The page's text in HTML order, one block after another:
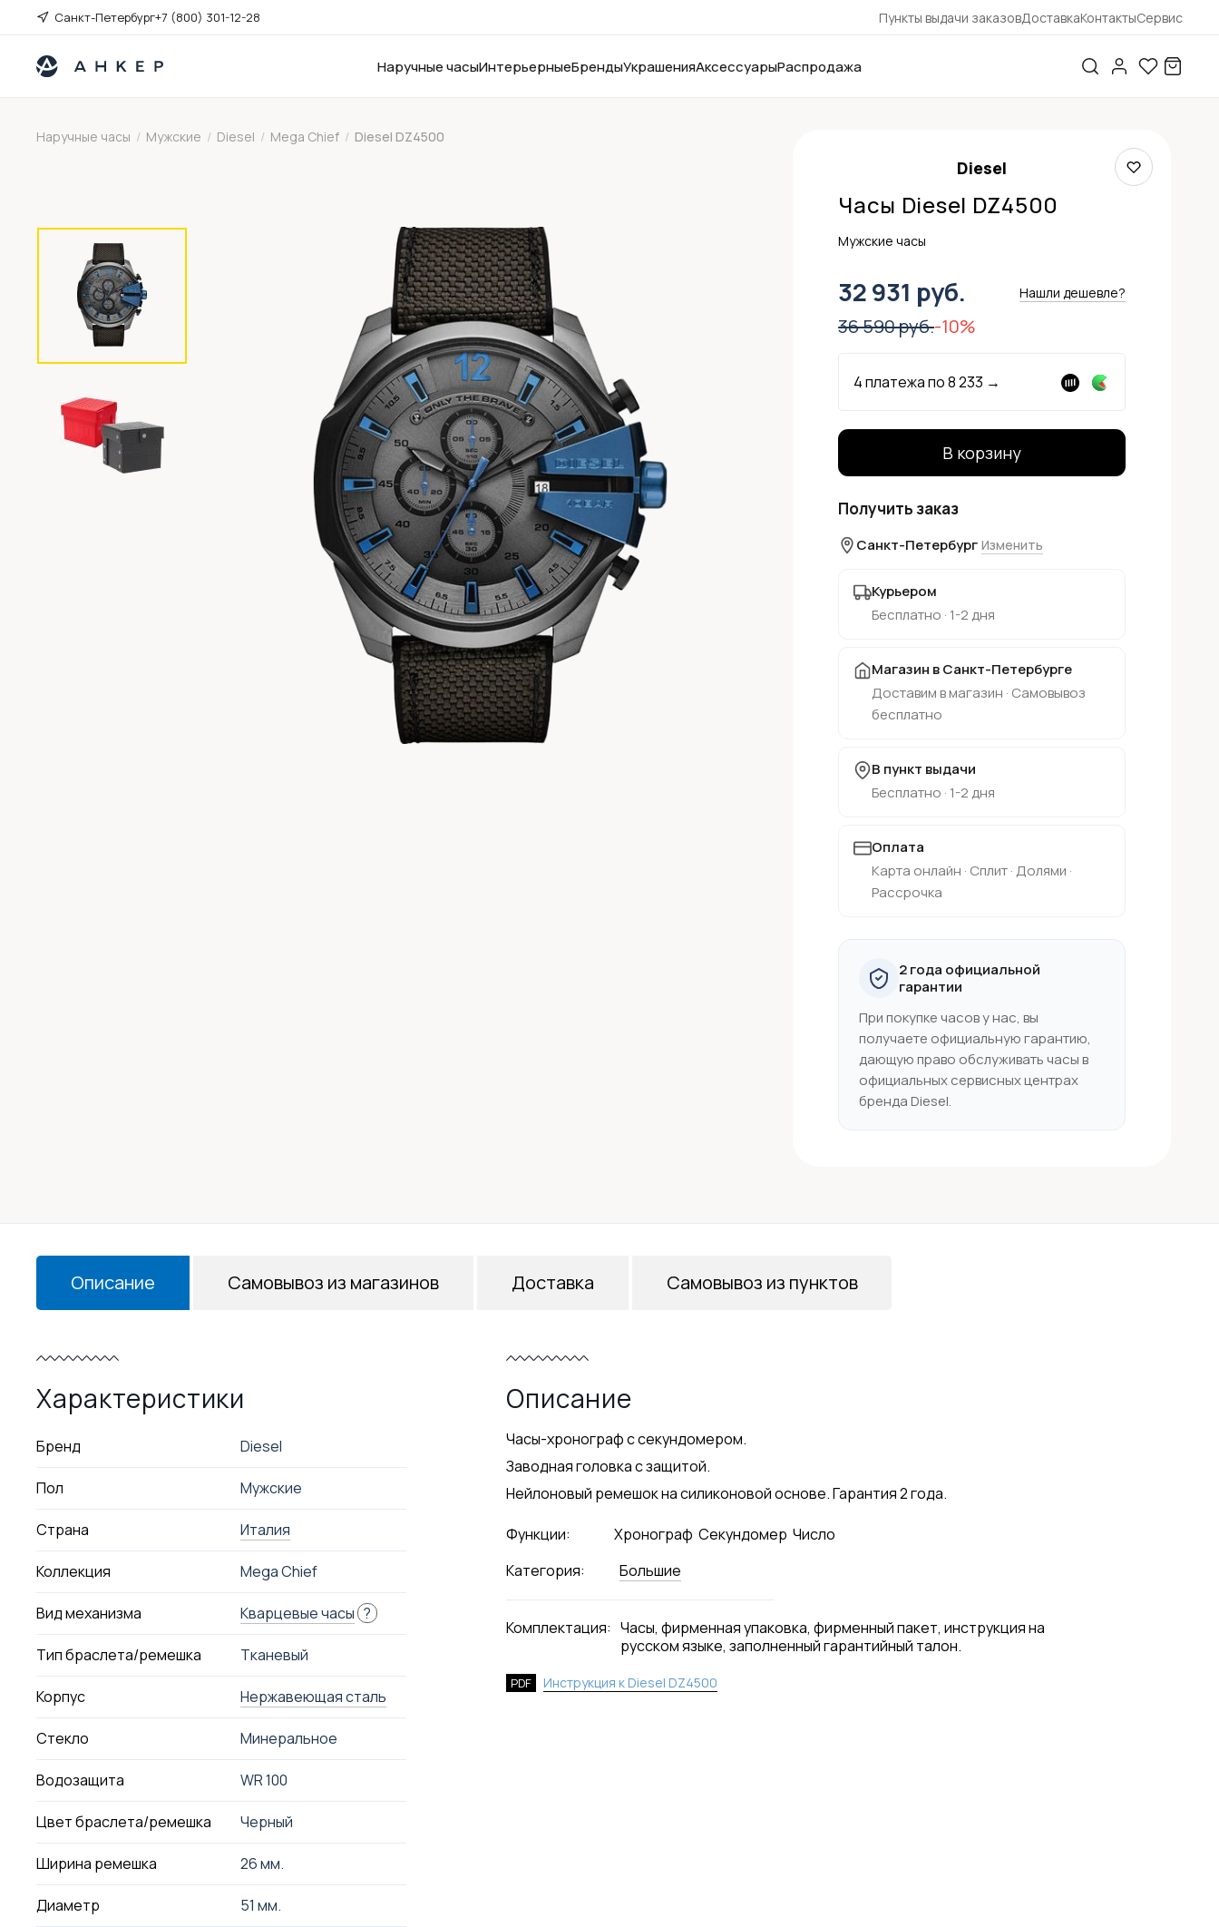
Санкт-Петербург+7 (800) 301-12-28 Пункты выдачи заказовДоставкаКонтактыСервис
Наручные часыИнтерьерныеБрендыУкрашенияАксессуарыРаспродажа
Наручные часы / Мужские / Diesel / Mega Chief / Diesel DZ4500
Diesel
Часы Diesel DZ4500
Мужские часы
32 931 руб. Нашли дешевле?
36 590 руб.-10%
4 платежа по8 233 →
В корзину
Получить заказ
Санкт-Петербург Изменить
Курьером
Бесплатно · 1-2 дня
Магазин в Санкт-Петербурге
Доставим в магазин · Самовывоз
бесплатно
В пункт выдачи
Бесплатно · 1-2 дня
Оплата
Карта онлайн · Сплит · Долями ·
Рассрочка
2 года официальной
гарантии
При покупке часов у нас, вы
получаете официальную гарантию,
дающую право обслуживать часы в
официальных сервисных центрах
бренда Diesel.
Описание
Характеристики
Бренд Diesel
Пол Мужские
Страна Италия
Коллекция Mega Chief
Вид механизма Кварцевые часы ?
Тип браслета/ремешка Тканевый
Корпус Нержавеющая сталь
Стекло Минеральное
Водозащита WR 100
Цвет браслета/ремешка Черный
Ширина ремешка 26 мм.
Диаметр 51 мм.
Описание
Часы-хронограф с секундомером.
Заводная головка с защитой.
Нейлоновый ремешок на силиконовой основе. Гарантия 2 года.
Функции: Хронограф Секундомер Число
Категория:
Большие
Комплектация: Часы, фирменная упаковка, фирменный пакет, инструкция на
русском языке, заполненный гарантийный талон.
PDF Инструкция к Diesel DZ4500
Самовывоз из магазинов Доставка Самовывоз из пунктов